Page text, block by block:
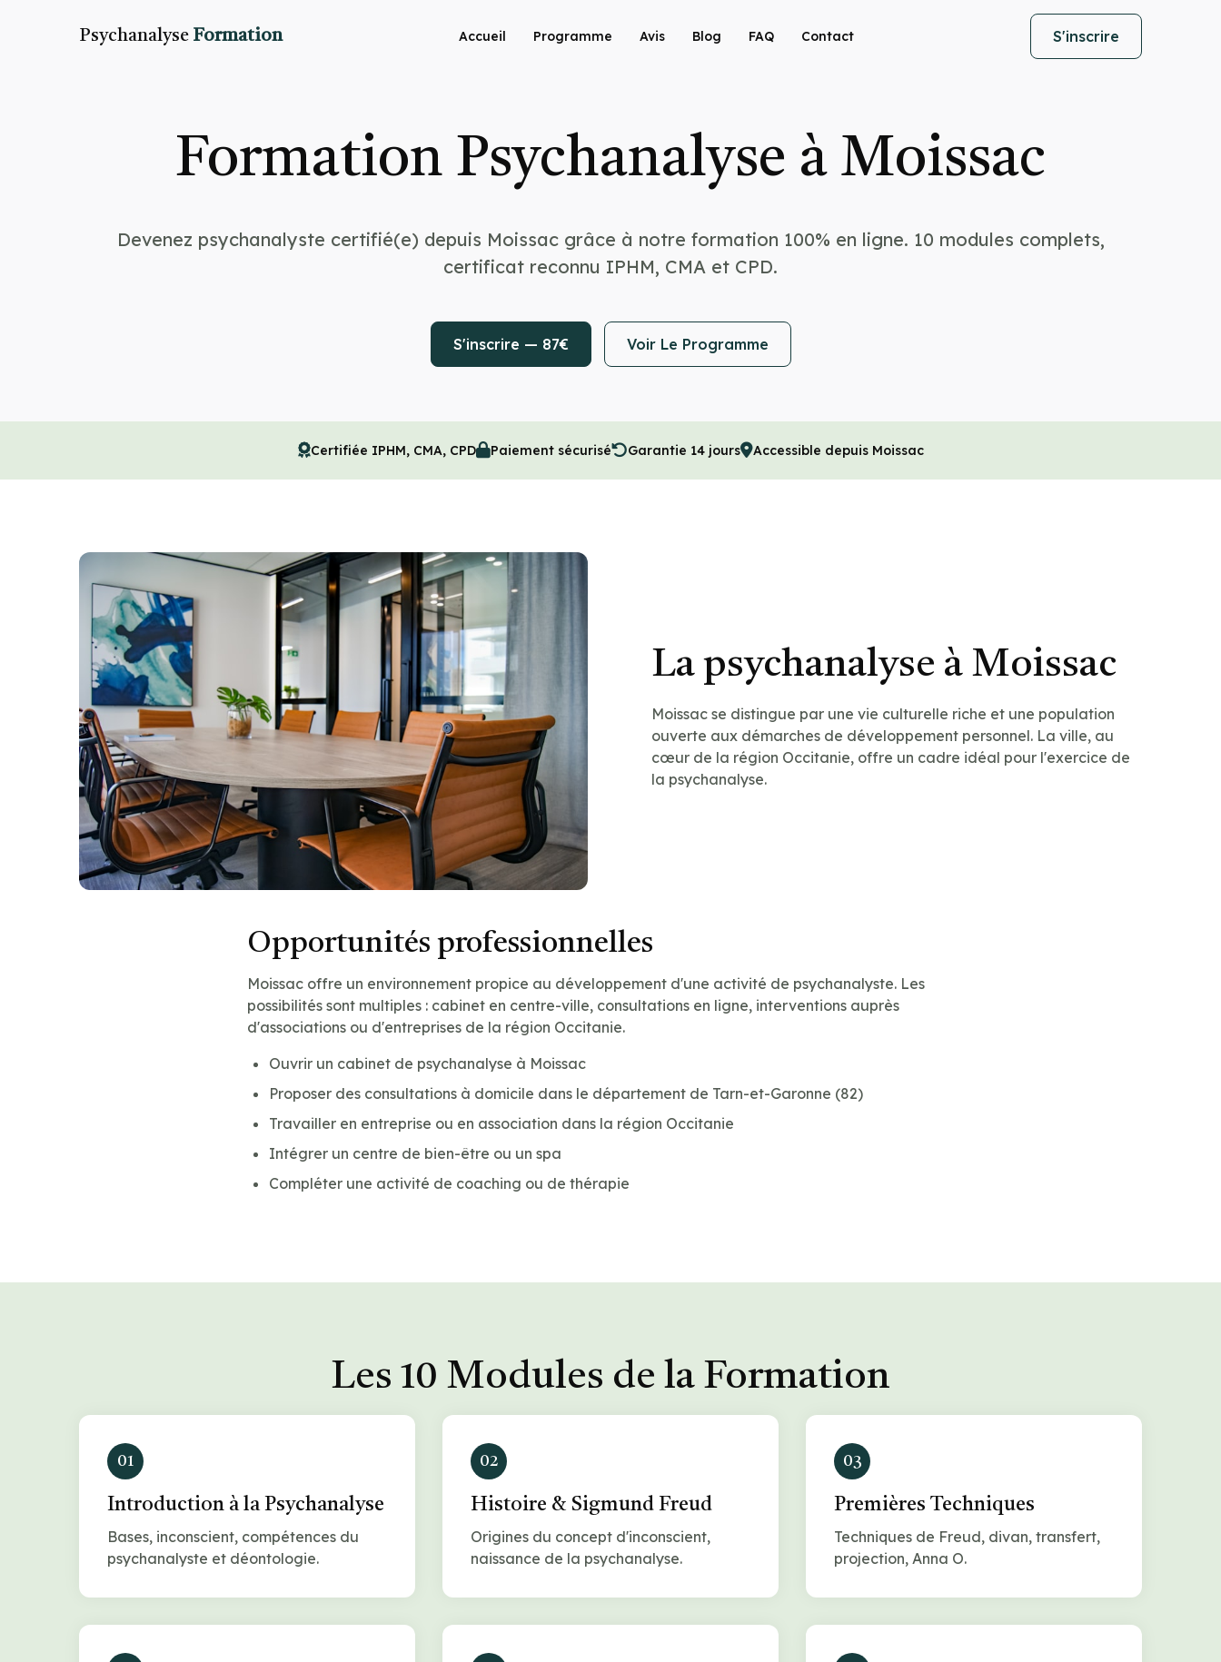
Psychanalyse Formation Accueil Programme Avis Blog FAQ Contact S'inscrire
Formation Psychanalyse à Moissac
Devenez psychanalyste certifié(e) depuis Moissac grâce à notre formation 100% en ligne. 10 modules complets,
certificat reconnu IPHM, CMA et CPD.
S'inscrire — 87€ Voir Le Programme
Certifiée IPHM, CMA, CPD Paiement sécurisé Garantie 14 jours Accessible depuis Moissac
La psychanalyse à Moissac
Moissac se distingue par une vie culturelle riche et une population
ouverte aux démarches de développement personnel. La ville, au
cœur de la région Occitanie, offre un cadre idéal pour l'exercice de
la psychanalyse.
Opportunités professionnelles
Moissac offre un environnement propice au développement d'une activité de psychanalyste. Les
possibilités sont multiples : cabinet en centre-ville, consultations en ligne, interventions auprès
d'associations ou d'entreprises de la région Occitanie.
Ouvrir un cabinet de psychanalyse à Moissac
Proposer des consultations à domicile dans le département de Tarn-et-Garonne (82)
Travailler en entreprise ou en association dans la région Occitanie
Intégrer un centre de bien-être ou un spa
Compléter une activité de coaching ou de thérapie
Les 10 Modules de la Formation
01
Introduction à la Psychanalyse
Bases, inconscient, compétences du
psychanalyste et déontologie.
02
Histoire & Sigmund Freud
Origines du concept d'inconscient,
naissance de la psychanalyse.
03
Premières Techniques
Techniques de Freud, divan, transfert,
projection, Anna O.